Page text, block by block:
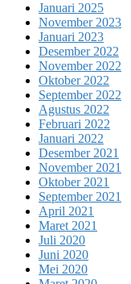
Januari 2025
November 2023
Januari 2023
Desember 2022
November 2022
Oktober 2022
September 2022
Agustus 2022
Februari 2022
Januari 2022
Desember 2021
November 2021
Oktober 2021
September 2021
April 2021
Maret 2021
Juli 2020
Juni 2020
Mei 2020